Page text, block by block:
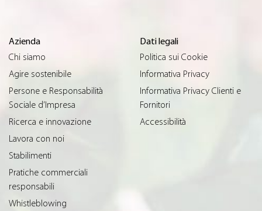
Azienda
Chi siamo
Agire sostenibile
Persone e Responsabilità
Sociale d’Impresa
Ricerca e innovazione
Lavora con noi
Stabilimenti
Pratiche commerciali
responsabili
Whistleblowing
Dati legali
Politica sui Cookie
Informativa Privacy
Informativa Privacy Clienti e
Fornitori
Accessibilità